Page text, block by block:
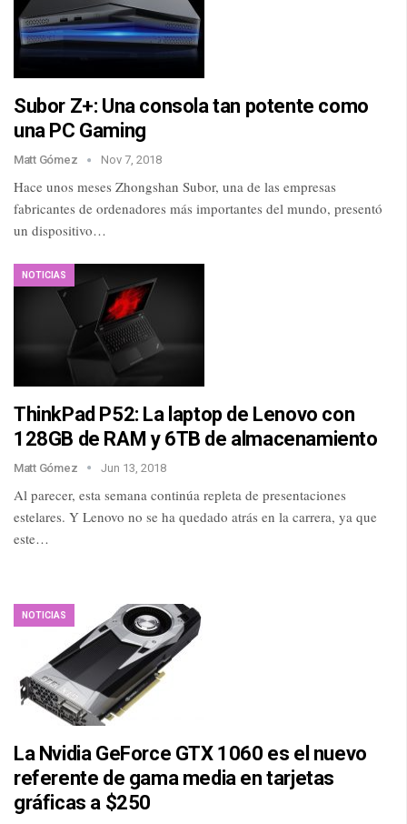
Subor Z+: Una consola tan potente como
una PC Gaming
Matt Gómez Nov 7, 2018
Hace unos meses Zhongshan Subor, una de las empresas
fabricantes de ordenadores más importantes del mundo, presentó
un dispositivo…
NOTICIAS
ThinkPad P52: La laptop de Lenovo con
128GB de RAM y 6TB de almacenamiento
Matt Gómez Jun 13, 2018
Al parecer, esta semana continúa repleta de presentaciones
estelares. Y Lenovo no se ha quedado atrás en la carrera, ya que
este…
NOTICIAS
La Nvidia GeForce GTX 1060 es el nuevo
referente de gama media en tarjetas
gráficas a $250